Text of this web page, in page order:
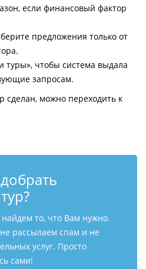
если финансовый фактор
предложения только от
туры», чтобы система выдала
запросам.
сделан, можно переходить к
то, что Вам нужно.
рассылаем спам и не
услуг. Просто
сами!